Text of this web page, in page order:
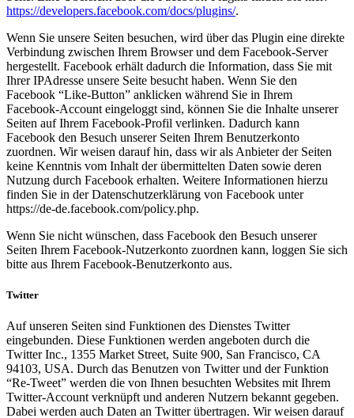
https://developers.facebook.com/docs/plugins/.
Wenn Sie unsere Seiten besuchen, wird über das Plugin eine direkte
Verbindung zwischen Ihrem Browser und dem Facebook-Server
hergestellt. Facebook erhält dadurch die Information, dass Sie mit
Ihrer IPAdresse unsere Seite besucht haben. Wenn Sie den
Facebook “Like-Button” anklicken während Sie in Ihrem
Facebook-Account eingeloggt sind, können Sie die Inhalte unserer
Seiten auf Ihrem Facebook-Profil verlinken. Dadurch kann
Facebook den Besuch unserer Seiten Ihrem Benutzerkonto
zuordnen. Wir weisen darauf hin, dass wir als Anbieter der Seiten
keine Kenntnis vom Inhalt der übermittelten Daten sowie deren
Nutzung durch Facebook erhalten. Weitere Informationen hierzu
finden Sie in der Datenschutzerklärung von Facebook unter
https://de-de.facebook.com/policy.php.
Wenn Sie nicht wünschen, dass Facebook den Besuch unserer
Seiten Ihrem Facebook-Nutzerkonto zuordnen kann, loggen Sie sich
bitte aus Ihrem Facebook-Benutzerkonto aus.
Twitter
Auf unseren Seiten sind Funktionen des Dienstes Twitter
eingebunden. Diese Funktionen werden angeboten durch die
Twitter Inc., 1355 Market Street, Suite 900, San Francisco, CA
94103, USA. Durch das Benutzen von Twitter und der Funktion
“Re-Tweet” werden die von Ihnen besuchten Websites mit Ihrem
Twitter-Account verknüpft und anderen Nutzern bekannt gegeben.
Dabei werden auch Daten an Twitter übertragen. Wir weisen darauf